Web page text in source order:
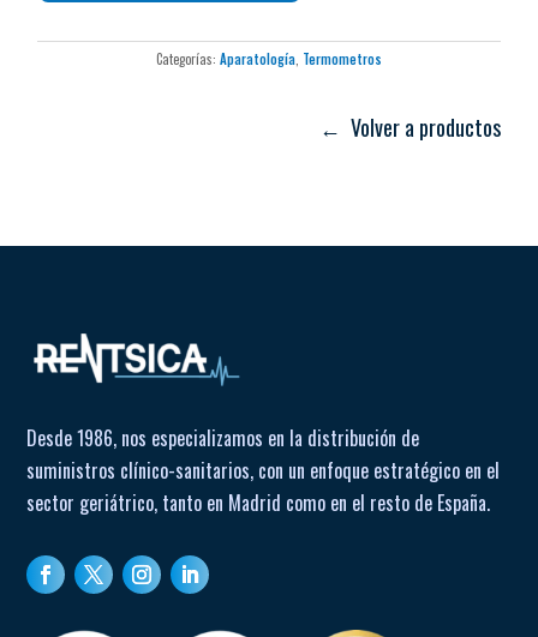
Diseño apto para cámaras frigoríficas, almacenes y
Categorías: Aparatología Termometros
← Volver a productos
Desde 1986, nos especializamos en la distribución de
suministros clínico-sanitarios, con un enfoque estratégico en el
sector geriátrico, tanto en Madrid como en el resto de España.